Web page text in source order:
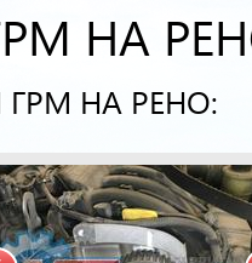
НА
НА РЕНО: